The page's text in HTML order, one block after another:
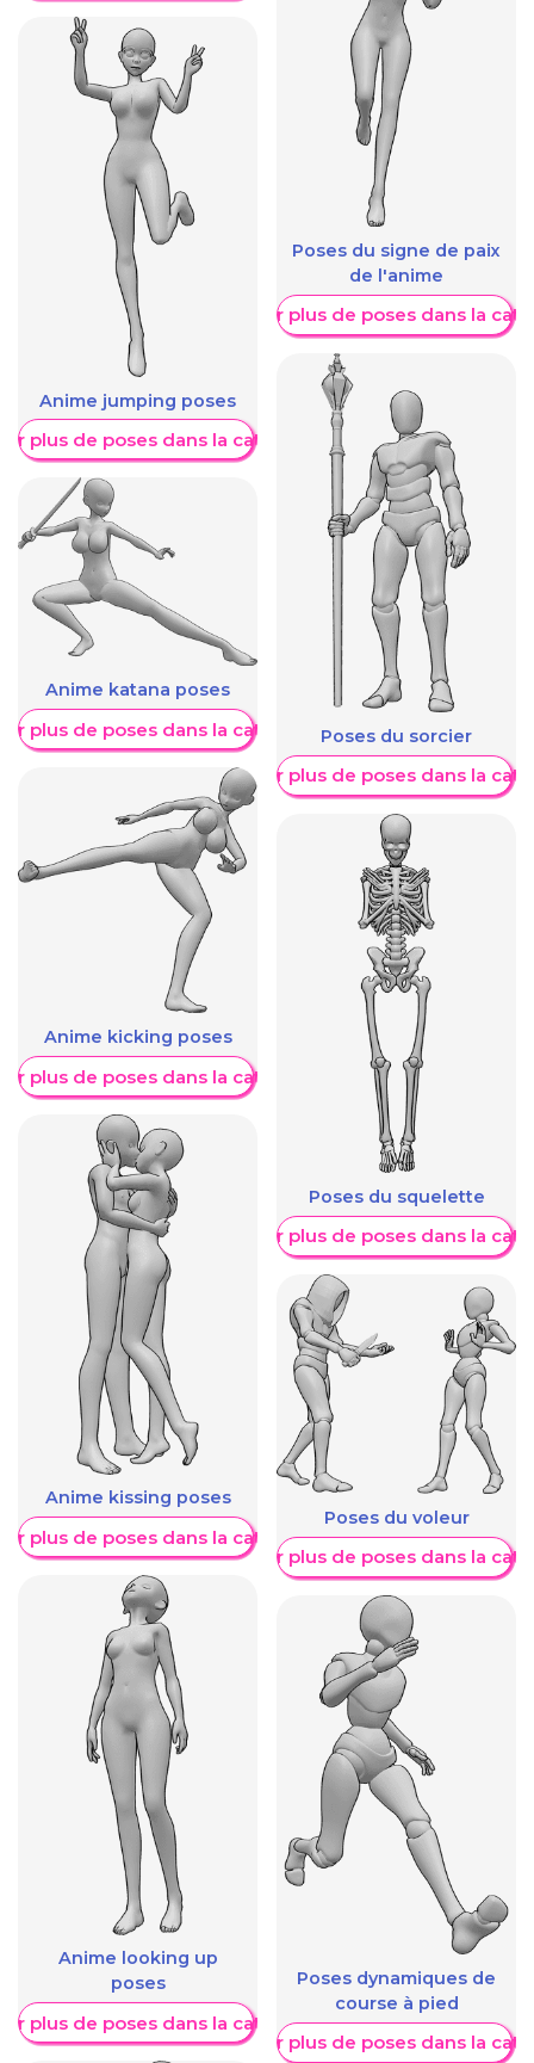
Anime jumping poses
plus de poses dans la catégorie
Anime katana poses
plus de poses dans la catégorie
Anime kicking poses
plus de poses dans la catégorie
Anime kissing poses
plus de poses dans la catégorie
Anime looking up
poses
plus de poses dans la catégorie
Poses du signe de paix
de l'anime
Afficher plus de poses dans la
Poses du sorcier
Afficher plus de poses dans la
Poses du squelette
Afficher plus de poses dans la
Poses du voleur
Afficher plus de poses dans la
Poses dynamiques de
course à pied
Afficher plus de poses dans la